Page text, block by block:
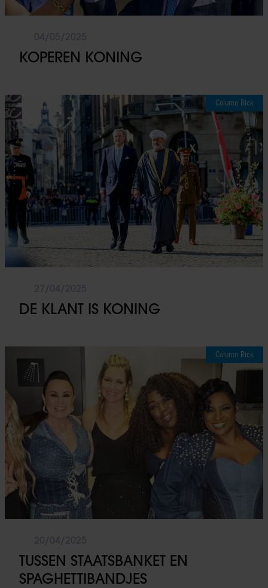
KOPEREN KONING
Column Rick
DE KLANT IS KONING
Column Rick
TUSSEN STAATSBANKET EN
SPAGHETTIBANDJES